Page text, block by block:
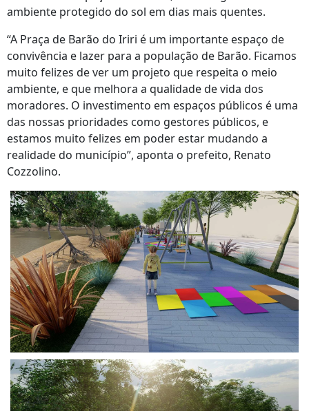
ambiente protegido do sol em dias mais quentes.
“A Praça de Barão do Iriri é um importante espaço de
convivência e lazer para a população de Barão. Ficamos
muito felizes de ver um projeto que respeita o meio
ambiente, e que melhora a qualidade de vida dos
moradores. O investimento em espaços públicos é uma
das nossas prioridades como gestores públicos, e
estamos muito felizes em poder estar mudando a
realidade do município”, aponta o prefeito, Renato
Cozzolino.